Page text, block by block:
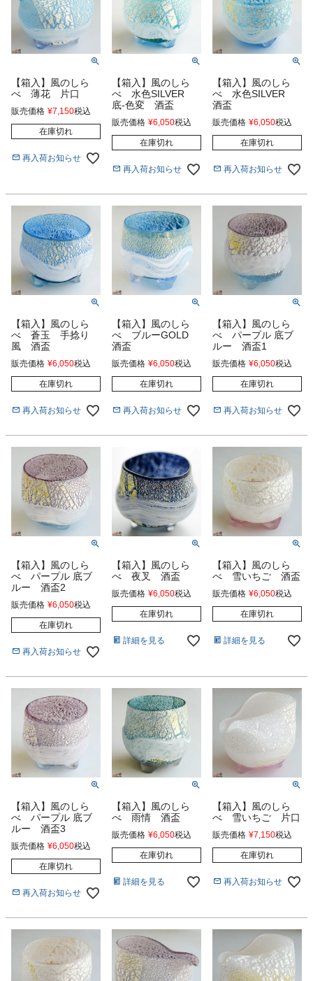
【箱入】風のしら
べ 薄花 片口
販売価格 ¥7,150税込
在庫切れ
再入荷お知らせ
【箱入】風のしら
べ 水色SILVER
底-色変 酒盃
販売価格 ¥6,050税込
在庫切れ
再入荷お知らせ
【箱入】風のしら
べ 水色SILVER
酒盃
販売価格 ¥6,050税込
在庫切れ
再入荷お知らせ
【箱入】風のしら
べ 蒼玉 手捻り
風 酒盃
販売価格 ¥6,050税込
在庫切れ
再入荷お知らせ
【箱入】風のしら
べ ブルーGOLD
酒盃
販売価格 ¥6,050税込
在庫切れ
再入荷お知らせ
【箱入】風のしら
べ パープル 底ブ
ルー 酒盃1
販売価格 ¥6,050税込
在庫切れ
再入荷お知らせ
【箱入】風のしら
べ パープル 底ブ
ルー 酒盃2
販売価格 ¥6,050税込
在庫切れ
再入荷お知らせ
【箱入】風のしら
べ 夜叉 酒盃
販売価格 ¥6,050税込
在庫切れ
詳細を見る
【箱入】風のしら
べ 雪いちご 酒盃
販売価格 ¥6,050税込
在庫切れ
詳細を見る
【箱入】風のしら
べ パープル 底ブ
ルー 酒盃3
販売価格 ¥6,050税込
在庫切れ
再入荷お知らせ
【箱入】風のしら
べ 雨情 酒盃
販売価格 ¥6,050税込
在庫切れ
詳細を見る
【箱入】風のしら
べ 雪いちご 片口
販売価格 ¥7,150税込
在庫切れ
再入荷お知らせ